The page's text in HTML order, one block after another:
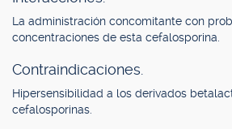
La administración concomitante con
concentraciones de esta cefalosporina.
Contraindicaciones.
Hipersensibilidad a los derivados
cefalosporinas.